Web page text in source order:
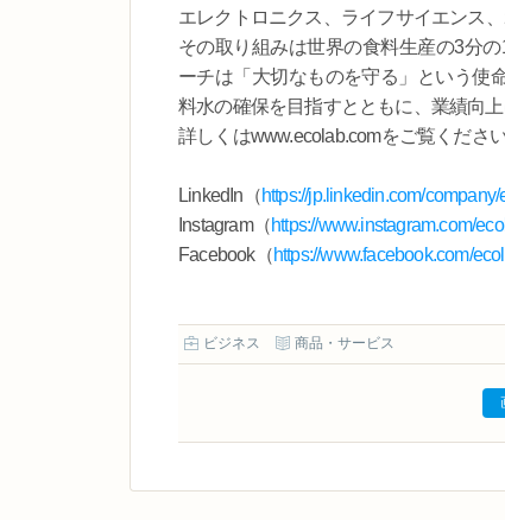
エレクトロニクス、ライフサイエンス
その取り組みは世界の食料生産の3分
ーチは「大切なものを守る」という使
料水の確保を目指すとともに、業績向上
詳しくはwww.ecolab.comをご覧くださ
LinkedIn（https://jp.linkedin.com/
Instagram（https://www.instagram.com/
Facebook（https://www.facebook.com/
ビジネス 商品・サービス